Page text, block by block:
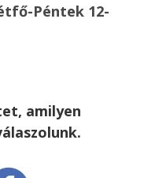
Péntek 12-
amilyen